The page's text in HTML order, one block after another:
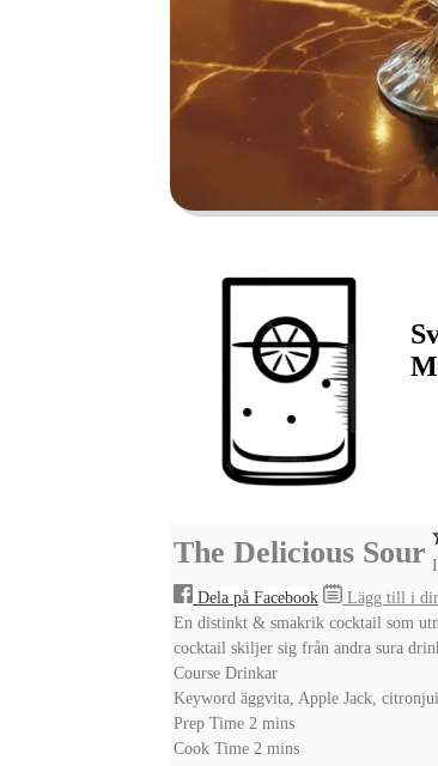
The Delicious Sour
Dela på Facebook
Lägg till i
En distinkt & smakrik cocktail som
cocktail skiljer sig från andra sura
Course Drinkar
Keyword äggvita, Apple Jack,
Prep Time 2 minutes
mins
Cook Time 2 minutes
mins